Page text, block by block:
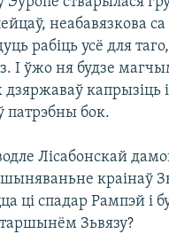
неабавязкова са
рабіць усё для
І ўжо ня будзе
дзяржаваў капрызіць
патрэбны бок.
Лісабонскай
краінаў
ці спадар Рампэй і
Зьвязу?